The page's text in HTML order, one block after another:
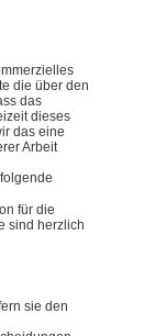
die über den
das
dieses
das eine
Arbeit
für die
sind herzlich
sie den